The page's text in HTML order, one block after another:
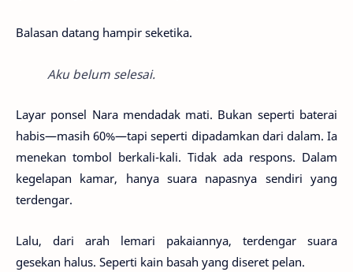
Balasan datang hampir seketika.
Aku belum selesai.
Layar ponsel Nara mendadak mati. Bukan seperti baterai
habis—masih 60%—tapi seperti dipadamkan dari dalam. Ia
menekan tombol berkali-kali. Tidak ada respons. Dalam
kegelapan kamar, hanya suara napasnya sendiri yang
terdengar.
Lalu, dari arah lemari pakaiannya, terdengar suara
gesekan halus. Seperti kain basah yang diseret pelan.